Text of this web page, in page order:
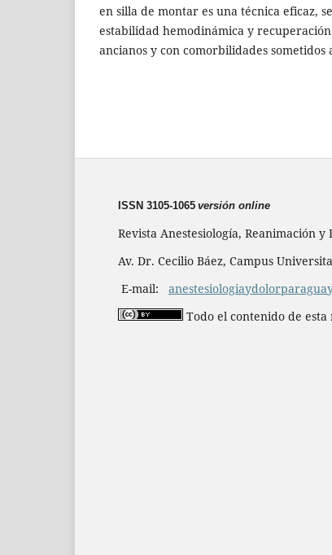
en silla de montar es una técnica eficaz,
estabilidad hemodinámica y
ancianos y con comorbilidades sometidos
ISSN 3105-1065 versión online
Revista Anestesiología, Reanimación y
Av. Dr. Cecilio Báez, Campus
E-mail:
Todo el contenido de